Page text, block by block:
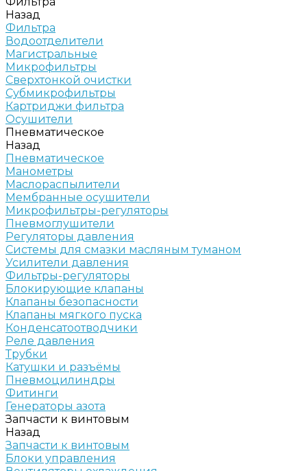
Назад
Фильтра
Водоотделители
Магистральные
Микрофильтры
Сверхтонкой очистки
Субмикрофильтры
Картриджи фильтра
Осушители
Пневматическое
Назад
Пневматическое
Манометры
Маслораспылители
Мембранные осушители
Микрофильтры-регуляторы
Пневмоглушители
Регуляторы давления
Системы для смазки масляным туманом
Усилители давления
Фильтры-регуляторы
Блокирующие клапаны
Клапаны безопасности
Клапаны мягкого пуска
Конденсатоотводчики
Реле давления
Трубки
Катушки и разъёмы
Пневмоцилиндры
Фитинги
Генераторы азота
Запчасти к винтовым
Назад
Запчасти к винтовым
Блоки управления